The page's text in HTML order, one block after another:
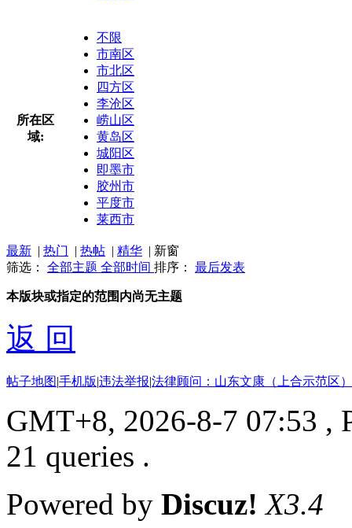
所在区
域:
不限
市南区
市北区
四方区
李沧区
崂山区
黄岛区
城阳区
即墨市
胶州市
平度市
莱西市
最新 | 热门 | 热帖 | 精华 | 新窗
筛选： 全部主题 全部时间 排序： 最后发表
本版块或指定的范围内尚无主题
返 回
帖子地图|手机版|违法举报|法律顾问：山东文康（上合示范区
GMT+8, 2026-8-7 07:53 ,
21 queries .
Powered by Discuz! X3.4